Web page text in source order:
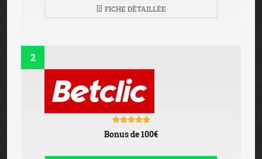
FICHE DÉTAILLÉE
2
Bonus de 100€